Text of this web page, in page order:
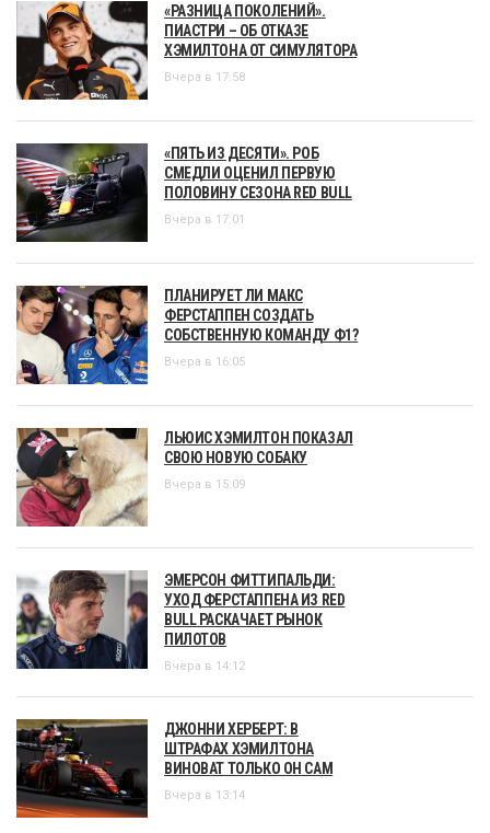
«РАЗНИЦА ПОКОЛЕНИЙ».
ПИАСТРИ – ОБ ОТКАЗЕ
ХЭМИЛТОНА ОТ СИМУЛЯТОРА
Вчера в 17:58
«ПЯТЬ ИЗ ДЕСЯТИ». РОБ
СМЕДЛИ ОЦЕНИЛ ПЕРВУЮ
ПОЛОВИНУ СЕЗОНА RED BULL
Вчера в 17:01
ПЛАНИРУЕТ ЛИ МАКС
ФЕРСТАППЕН СОЗДАТЬ
СОБСТВЕННУЮ КОМАНДУ Ф1?
Вчера в 16:05
ЛЬЮИС ХЭМИЛТОН ПОКАЗАЛ
СВОЮ НОВУЮ СОБАКУ
Вчера в 15:09
ЭМЕРСОН ФИТТИПАЛЬДИ:
УХОД ФЕРСТАППЕНА ИЗ RED
BULL РАСКАЧАЕТ РЫНОК
ПИЛОТОВ
Вчера в 14:12
ДЖОННИ ХЕРБЕРТ: В
ШТРАФАХ ХЭМИЛТОНА
ВИНОВАТ ТОЛЬКО ОН САМ
Вчера в 13:14